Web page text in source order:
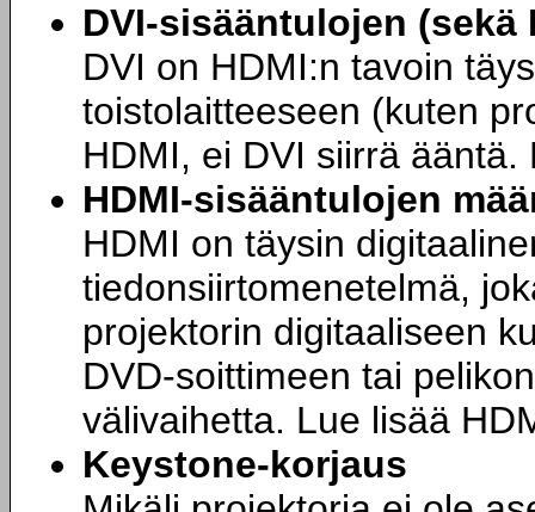
DVI-sisääntulojen (sekä
DVI on HDMI:n tavoin
toistolaitteeseen (kuten
HDMI, ei DVI siirrä
HDMI-sisääntulojen
HDMI on täysin
tiedonsiirtomenetelmä,
projektorin digitaaliseen
DVD-soittimeen tai
välivaihetta. Lue lisää
Keystone-korjaus